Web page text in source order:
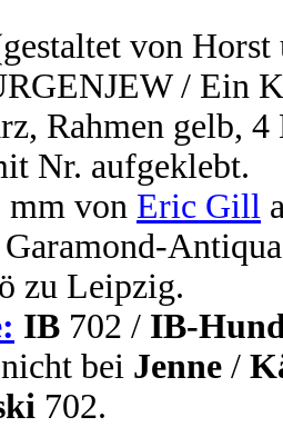
von Horst
/ Ein
Rahmen gelb,
Nr. aufgeklebt.
mm von Eric Gill
Garamond-
zu Leipzig.
IB 702 / IB-
bei Jenne /
702.